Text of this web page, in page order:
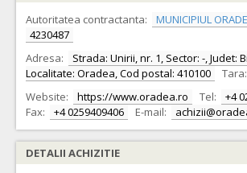
Autoritatea contractanta:
MUNICIPIUL
4230487
Adresa:
Strada: Unirii, nr. 1, Sector: -, Judet:
Localitate: Oradea, Cod postal: 410100
Tara:
Website:
https://www.oradea.ro Tel:
+4
Fax:
+4 0259409406 E-mail:
DETALII ACHIZITIE